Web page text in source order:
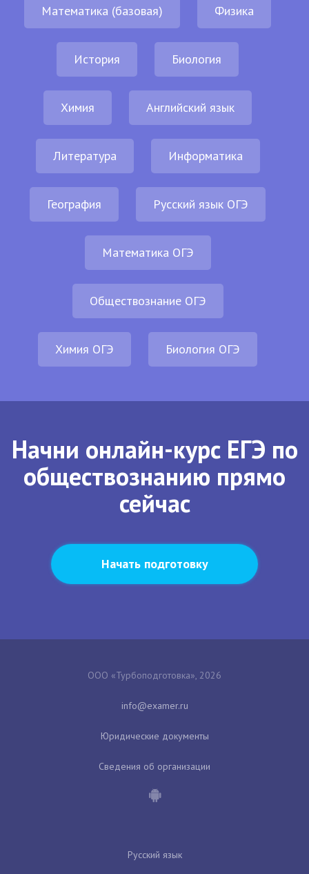
Математика (базовая) Физика
История Биология
Химия Английский язык
Литература Информатика
География Русский язык ОГЭ
Математика ОГЭ
Обществознание ОГЭ
Химия ОГЭ Биология ОГЭ
Начни онлайн-курс ЕГЭ по
обществознанию прямо
сейчас
Начать подготовку
ООО «Турбоподготовка», 2026
Юридические документы
Сведения об организации
Русский язык